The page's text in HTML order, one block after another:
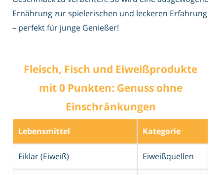
Ernährung zur spielerischen und leckeren Erfahrung
– perfekt für junge Genießer!
Fleisch, Fisch und Eiweißprodukte
mit 0 Punkten: Genuss ohne
Einschränkungen
Lebensmittel Kategorie
Eiklar (Eiweiß) Eiweißquellen